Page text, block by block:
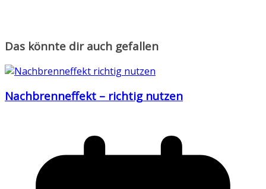
Das könnte dir auch gefallen
Nachbrenneffekt – richtig nutzen